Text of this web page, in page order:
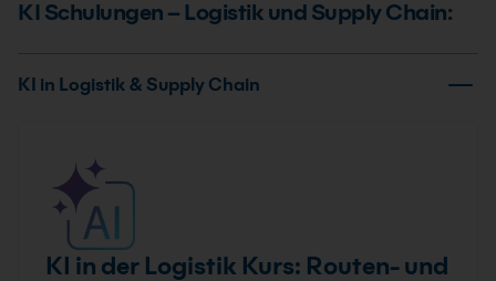
KI Schulungen – Logistik und Supply Chain:
KI in Logistik & Supply Chain
KI in der Logistik Kurs: Routen- und